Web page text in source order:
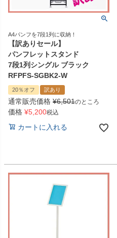
A4パンフを7段1列に収納！
【訳ありセール】
パンフレットスタンド
7段1列シングル ブラック
RFPFS-SGBK2-W
20％オフ 訳あり
通常販売価格 ¥6,501のところ
価格 ¥5,200税込
カートに入れる